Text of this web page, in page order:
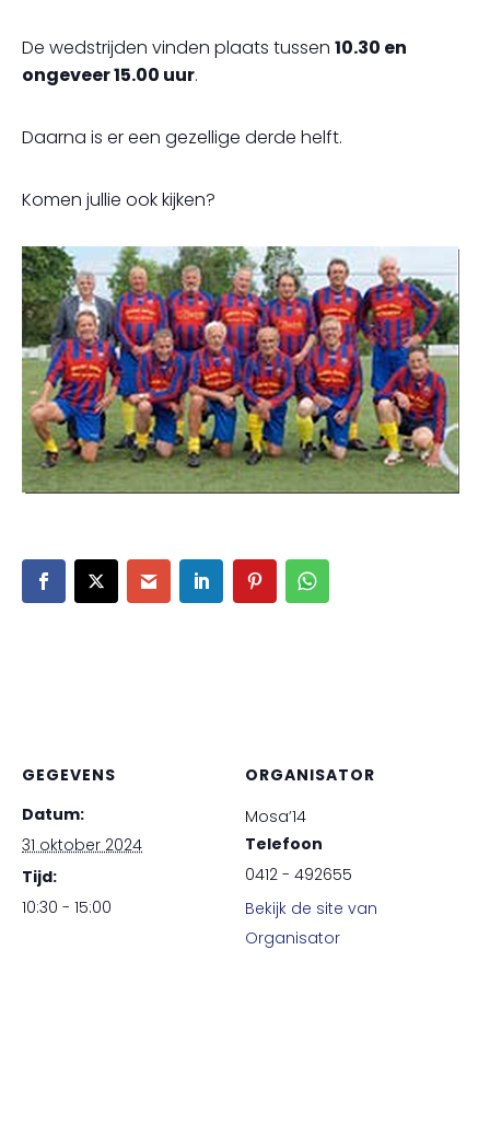
De wedstrijden vinden plaats tussen 10.30 en
ongeveer 15.00 uur.
Daarna is er een gezellige derde helft.
Komen jullie ook kijken?
GEGEVENS
Datum:
31 oktober 2024
Tijd:
10:30 - 15:00
ORGANISATOR
Mosa’14
Telefoon
0412 - 492655
Bekijk de site van
Organisator